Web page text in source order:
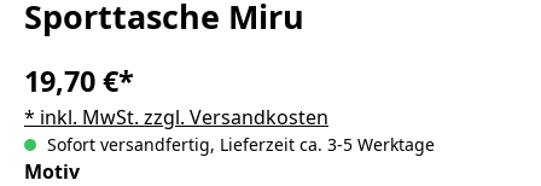
Sporttasche Miru
19,70 €*
* inkl. MwSt. zzgl. Versandkosten
Sofort versandfertig, Lieferzeit ca. 3-5 Werktage
Motivauswählen